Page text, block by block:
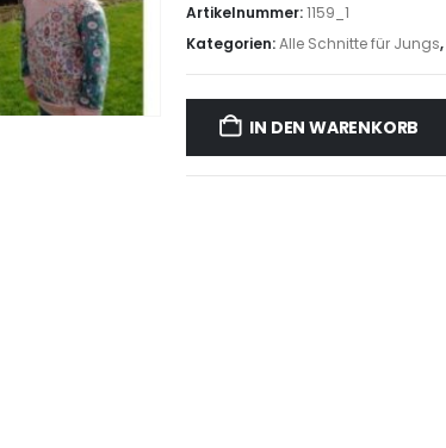
Artikelnummer:1159_1
Kategorien:Alle Schnitte für Jungs,
IN DEN WARENKORB